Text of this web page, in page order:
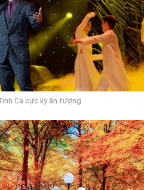
Ca cực kỳ ấn tượng.